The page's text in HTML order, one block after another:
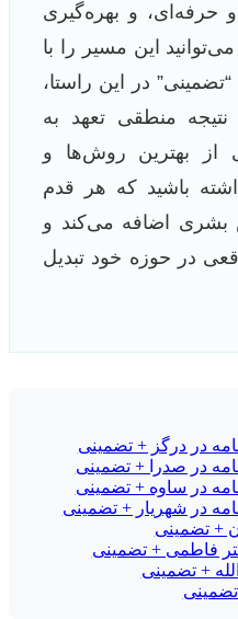
حرفه‌ای، و بهره‌گیری
این مسیر را با
در این راستا،
منطقی تعهد به
از بهترین روش‌ها و
باشید که هر قدم
بشری اضافه می‌کند و
در حوزه خود تبدیل
در درگز + تضمینی
در صدرا + تضمینی
در ساوه + تضمینی
در شهریار + تضمینی
+ تضمینی
فاطمی + تضمینی
+ تضمینی
تضمینی